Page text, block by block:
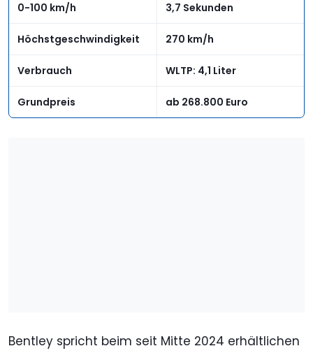
0-100 km/h 3,7 Sekunden
Höchstgeschwindigkeit 270 km/h
Verbrauch WLTP: 4,1 Liter
Grundpreis ab 268.800 Euro
Bentley spricht beim seit Mitte 2024 erhältlichen